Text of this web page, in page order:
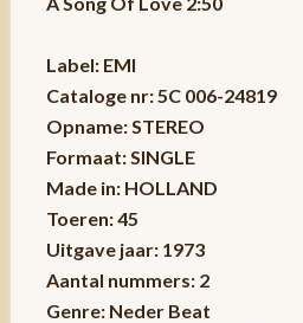
Label: EMI
Cataloge nr: 5C 006-24819
Opname: STEREO
Formaat: SINGLE
Made in: HOLLAND
Toeren: 45
Uitgave jaar: 1973
Aantal nummers: 2
Genre: Neder Beat